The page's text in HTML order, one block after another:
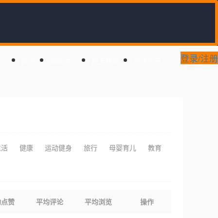
登录/注册
健康 运动健身 旅行 母婴育儿 教育
赞 平均评论 平均浏览 操作